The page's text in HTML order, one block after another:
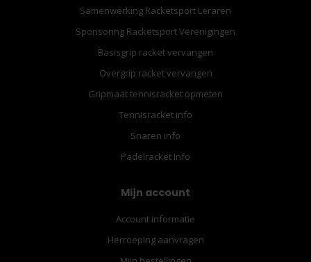
Samenwerking Racketsport Leraren
Sponsoring Racketsport Verenigingen
Basisgrip racket vervangen
Overgrip racket vervangen
Gripmaat tennisracket opmeten
Tennisracket info
Snaren info
Padelracket Info
Mijn account
Account informatie
Herroeping aanvragen